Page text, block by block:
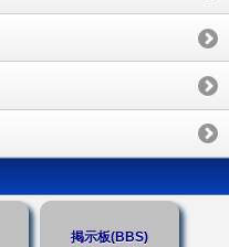
掲示板(BBS)